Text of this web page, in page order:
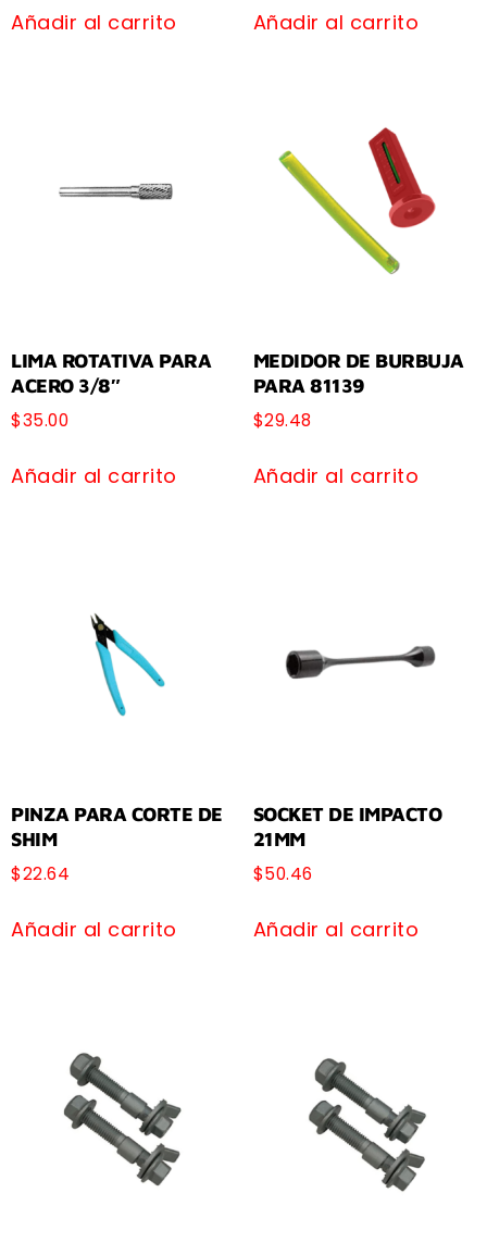
Añadir al carrito Añadir al carrito
LIMA ROTATIVA PARA
ACERO 3/8″
$35.00
Añadir al carrito
MEDIDOR DE BURBUJA
PARA 81139
$29.48
Añadir al carrito
PINZA PARA CORTE DE
SHIM
$22.64
Añadir al carrito
SOCKET DE IMPACTO
21MM
$50.46
Añadir al carrito